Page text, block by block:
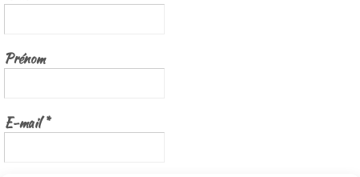
Prénom
E-mail*